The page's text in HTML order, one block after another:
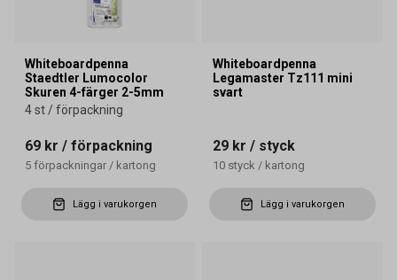
Whiteboardpenna
Staedtler Lumocolor
Skuren 4-färger 2-5mm
4 st / förpackning
69 kr / förpackning
5 förpackningar / kartong
Lägg i varukorgen
Whiteboardpenna
Legamaster Tz111 mini
svart
29 kr / styck
10 styck / kartong
Lägg i varukorgen